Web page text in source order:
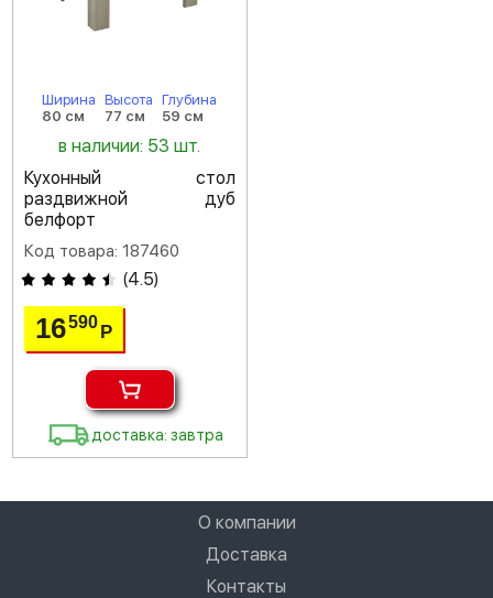
Ширина
80 см
Высота
77 см
Глубина
59 см
в наличии: 53 шт.
Кухонный стол
раздвижной дуб
белфорт
Код товара: 187460
(4.5)
16590Р
доставка: завтра
О компании
Доставка
Контакты